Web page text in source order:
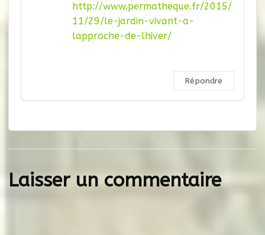
http://www.permatheque.fr/2015/
11/29/le-jardin-vivant-a-
lapproche-de-lhiver/
Répondre
Laisser un commentaire